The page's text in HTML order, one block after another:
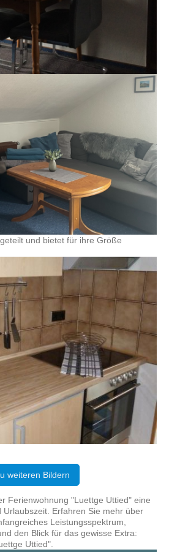
und bietet für ihre Größe
weiteren Bildern
Ferienwohnung "Luettge Uttied" eine
Erfahren Sie mehr über
Leistungsspektrum,
den Blick für das gewisse Extra:
Uttied".